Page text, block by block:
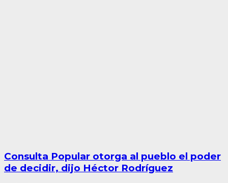
Consulta Popular otorga al pueblo el poder
de decidir, dijo Héctor Rodríguez